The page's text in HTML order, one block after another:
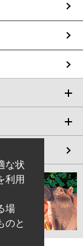
な状
利用
場
のと